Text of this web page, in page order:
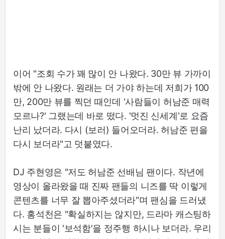
이어 "조회 수가 꽤 많이 안 나왔다. 30만 뷰 가까이
밖에 안 나왔다. 원래는 더 가야 하는데 저희가 100
만, 200만 뷰를 찍던 때인데 '사람들이 허남준 매력
모르나?' 그랬는데 바로 떴다. '멋진 신세계'로 요즘
난리 났더라. 다시 (보러) 들어오더라. 허남준 편을
다시 보더라"고 덧붙였다.
DJ 주현영은 "저도 허남준 선배님 팬이다. 작년에
영상이 올라왔을 때 진짜 팬들의 니즈를 딱 이렇게
콘텐츠를 너무 잘 뽑아주셨더라"며 팬심을 드러냈
다. 홍석천은 "확실하지는 않지만, 드라마 캐스팅하
시는 분들이 '보석함'을 정주행 하시나 보더라. 우리